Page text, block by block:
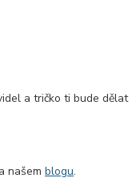
a tričko ti bude dělat
našemblogu.